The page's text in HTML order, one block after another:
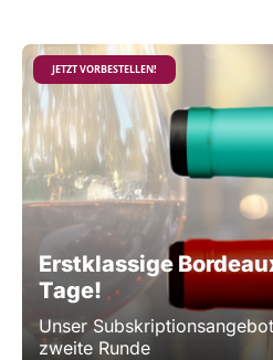
Erstklassige
Tage!
Unser
zweite Runde
JETZT VORBESTELLEN!